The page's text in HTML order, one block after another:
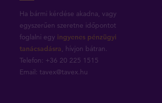
Ha bármi kérdése akadna, vagy
egyszerűen szeretne időpontot
foglalni egy ingyenes pénzügyi
tanácsadásra , hívjon bátran.
Telefon: +36 20 225 1515
Email: tavex@tavex.hu